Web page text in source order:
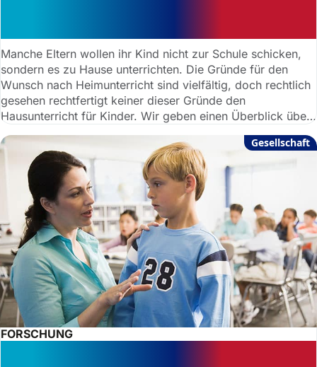
Manche Eltern wollen ihr Kind nicht zur Schule schicken,
sondern es zu Hause unterrichten. Die Gründe für den
Wunsch nach Heimunterricht sind vielfältig, doch rechtlich
gesehen rechtfertigt keiner dieser Gründe den
Hausunterricht für Kinder. Wir geben einen Überblick über
die Rechtslage beim Thema Heimunterricht.
Gesellschaft
FORSCHUNG